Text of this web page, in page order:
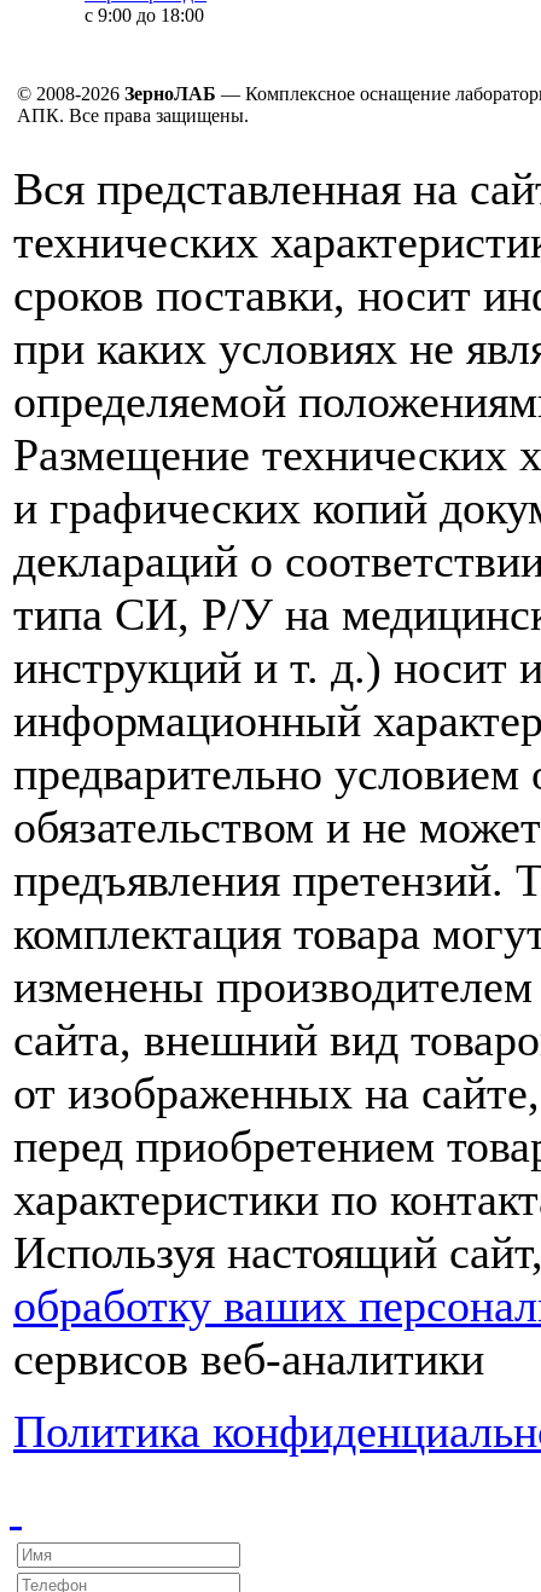
с 9:00 до 18:00
© 2008-2026 ЗерноЛАБ — Комплексное оснащение
АПК. Все права защищены.
Вся представленная на
технических
сроков поставки, носит
при каких условиях не
определяемой
Размещение технических
и графических копий
деклараций о
типа СИ, Р/У на
инструкций и т. д.) носит
информационный
предварительно условием
обязательством и не
предъявления претензий.
комплектация товара
изменены производителем
сайта, внешний вид
от изображенных на
перед приобретением
характеристики по
Используя настоящий
обработку ваших
сервисов веб-аналитики
Политика